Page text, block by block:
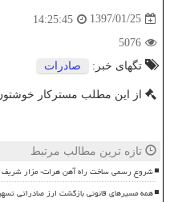
1397/01/25
14:25:45
5076
تگهای خبر:
صادرات
از این مطلب مسترکار
تازه ترین مطالب مرتبط
شروع رسمی ساخت راه آهن هرات- مزار شریف
همه مسیرهای قانونی بازگشت ارز صادراتی